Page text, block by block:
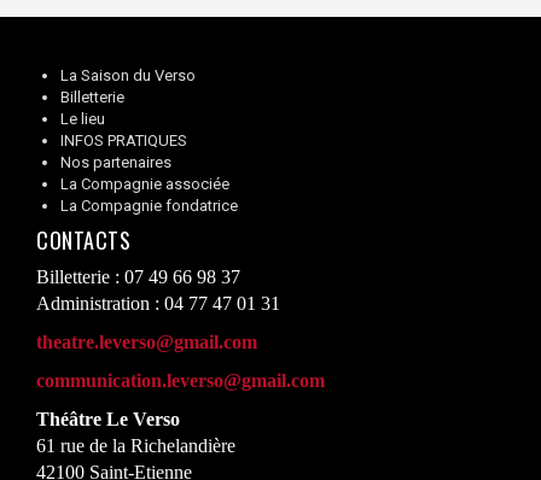
La Saison du Verso
Billetterie
Le lieu
INFOS PRATIQUES
Nos partenaires
La Compagnie associée
La Compagnie fondatrice
CONTACTS
Billetterie : 07 49 66 98 37
Administration : 04 77 47 01 31
theatre.leverso@gmail.com
communication.leverso@gmail.com
Théâtre Le Verso
61 rue de la Richelandière
42100 Saint-Etienne